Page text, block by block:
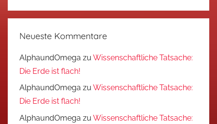
Neueste Kommentare
AlphaundOmega zu Wissenschaftliche Tatsache:
Die Erde ist flach!
AlphaundOmega zu Wissenschaftliche Tatsache:
Die Erde ist flach!
AlphaundOmega zu Wissenschaftliche Tatsache: